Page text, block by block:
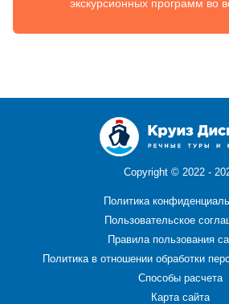
экскурсионных программ во
Copyright © 2022 -
Политика
Пользовательское
Правила пользования
Политика в отношении обработки
Способы расчета
Карта сайта